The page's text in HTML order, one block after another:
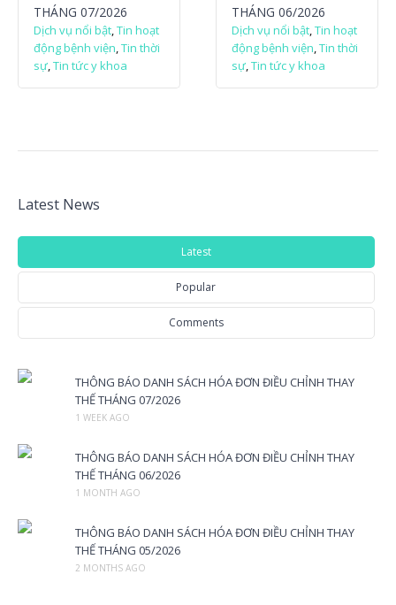
THÁNG 07/2026
Dịch vụ nổi bật,Tin hoạt
động bệnh viện,Tin thời
sự,Tin tức y khoa
THÁNG 06/2026
Dịch vụ nổi bật,Tin hoạt
động bệnh viện,Tin thời
sự,Tin tức y khoa
Latest News
Latest
Popular
Comments
THÔNG BÁO DANH SÁCH HÓA ĐƠN ĐIỀU CHỈNH THAY
THẾ THÁNG 07/2026
1 WEEK AGO
THÔNG BÁO DANH SÁCH HÓA ĐƠN ĐIỀU CHỈNH THAY
THẾ THÁNG 06/2026
1 MONTH AGO
THÔNG BÁO DANH SÁCH HÓA ĐƠN ĐIỀU CHỈNH THAY
THẾ THÁNG 05/2026
2 MONTHS AGO